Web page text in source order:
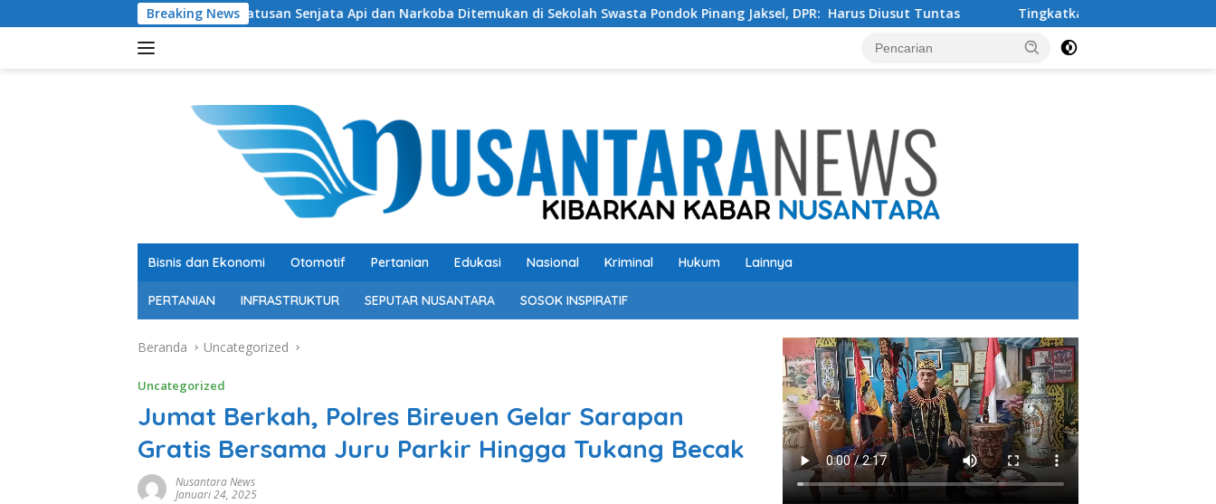
ke
Breaking News
Ratusan Senjata Api dan Narkoba Ditemukan di Sekolah Swasta Pondok Pinang Jaksel, DPR: Harus Diusut Tuntas Tingkatkan Kualitas Pendidikan , PT IMIP dan Dinas
Bisnis dan Ekonomi Otomotif Pertanian Edukasi Nasional Kriminal Hukum Lainnya
PERTANIAN INFRASTRUKTUR SEPUTAR NUSANTARA SOSOK INSPIRATIF
Beranda Uncategorized
Uncategorized
Jumat Berkah, Polres Bireuen Gelar Sarapan
Gratis Bersama Juru Parkir Hingga Tukang Becak
Nusantara News
Januari 24, 2025